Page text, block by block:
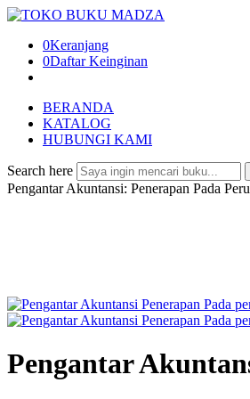
0Keranjang
0Daftar Keinginan
BERANDA
KATALOG
HUBUNGI KAMI
Search here
Pengantar Akuntansi: Penerapan Pada
Pengantar